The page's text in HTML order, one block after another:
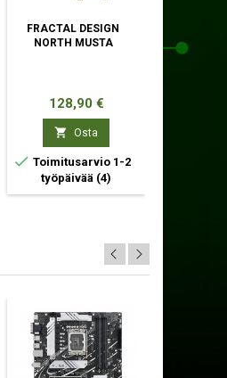
FRACTAL DESIGN
NORTH MUSTA
Hinta
128,90 €
 Osta
 Toimitusarvio 1-2
työpäivää (4)
BLACK
M.2 PCI